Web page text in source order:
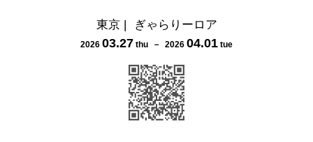
東京| ぎゃらりーロア
2026 03.27 thu － 2026 04.01 tue